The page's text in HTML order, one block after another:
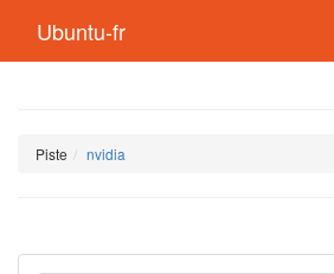
Ubuntu-fr
Piste nvidia